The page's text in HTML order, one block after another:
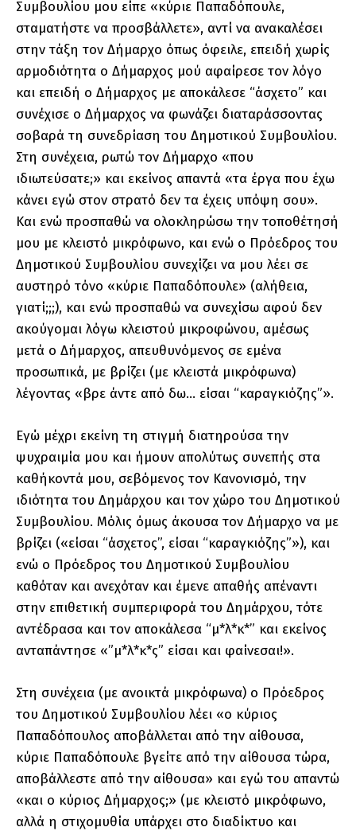
Συμβουλίου μου είπε «κύριε Παπαδόπουλε,
σταματήστε να προσβάλλετε», αντί να ανακαλέσει
στην τάξη τον Δήμαρχο όπως όφειλε, επειδή χωρίς
αρμοδιότητα ο Δήμαρχος μού αφαίρεσε τον λόγο
και επειδή ο Δήμαρχος με αποκάλεσε “άσχετο” και
συνέχισε ο Δήμαρχος να φωνάζει διαταράσσοντας
σοβαρά τη συνεδρίαση του Δημοτικού Συμβουλίου.
Στη συνέχεια, ρωτώ τον Δήμαρχο «που
ιδιωτεύσατε;» και εκείνος απαντά «τα έργα που έχω
κάνει εγώ στον στρατό δεν τα έχεις υπόψη σου».
Και ενώ προσπαθώ να ολοκληρώσω την τοποθέτησή
μου με κλειστό μικρόφωνο, και ενώ ο Πρόεδρος του
Δημοτικού Συμβουλίου συνεχίζει να μου λέει σε
αυστηρό τόνο «κύριε Παπαδόπουλε» (αλήθεια,
γιατί;;;), και ενώ προσπαθώ να συνεχίσω αφού δεν
ακούγομαι λόγω κλειστού μικροφώνου, αμέσως
μετά ο Δήμαρχος, απευθυνόμενος σε εμένα
προσωπικά, με βρίζει (με κλειστά μικρόφωνα)
λέγοντας «βρε άντε από δω… είσαι “καραγκιόζης”».
Εγώ μέχρι εκείνη τη στιγμή διατηρούσα την
ψυχραιμία μου και ήμουν απολύτως συνεπής στα
καθήκοντά μου, σεβόμενος τον Κανονισμό, την
ιδιότητα του Δημάρχου και τον χώρο του Δημοτικού
Συμβουλίου. Μόλις όμως άκουσα τον Δήμαρχο να με
βρίζει («είσαι “άσχετος”, είσαι “καραγκιόζης”»), και
ενώ ο Πρόεδρος του Δημοτικού Συμβουλίου
καθόταν και ανεχόταν και έμενε απαθής απέναντι
στην επιθετική συμπεριφορά του Δημάρχου, τότε
αντέδρασα και τον αποκάλεσα “μ*λ*κ*” και εκείνος
ανταπάντησε «”μ*λ*κ*ς” είσαι και φαίνεσαι!».
Στη συνέχεια (με ανοικτά μικρόφωνα) ο Πρόεδρος
του Δημοτικού Συμβουλίου λέει «ο κύριος
Παπαδόπουλος αποβάλλεται από την αίθουσα,
κύριε Παπαδόπουλε βγείτε από την αίθουσα τώρα,
αποβάλλεστε από την αίθουσα» και εγώ του απαντώ
«και ο κύριος Δήμαρχος;» (με κλειστό μικρόφωνο,
αλλά η στιχομυθία υπάρχει στο διαδίκτυο και